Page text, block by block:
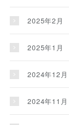
2025年2月
2025年1月
2024年12月
2024年11月